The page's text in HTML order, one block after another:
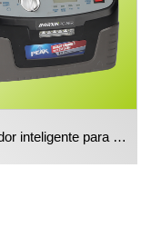
Cargador inteligente para automóviles 2 en 1